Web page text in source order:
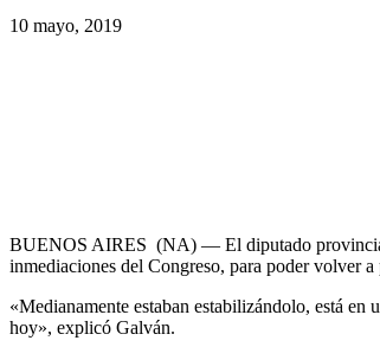
10 mayo, 2019
BUENOS AIRES (NA) — El diputado provincial
inmediaciones del Congreso, para poder volver
«Medianamente estaban estabilizándolo, está
hoy», explicó Galván.